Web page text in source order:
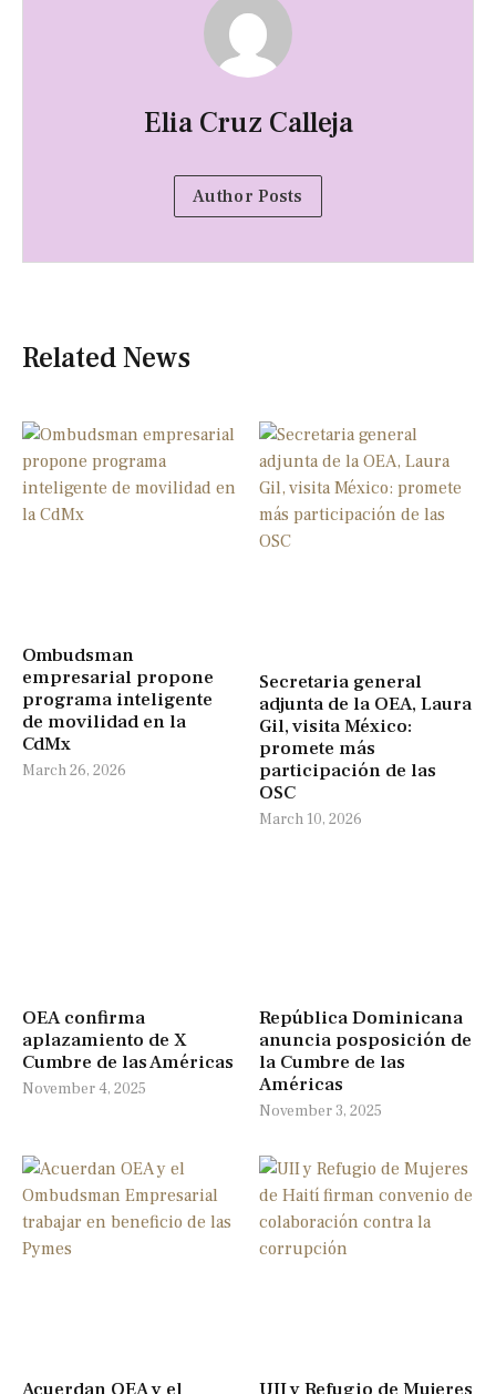
Elia Cruz Calleja
Author Posts
Related News
Ombudsman
empresarial propone
programa inteligente
de movilidad en la
CdMx
March 26, 2026
Secretaria general
adjunta de la OEA, Laura
Gil, visita México:
promete más
participación de las
OSC
March 10, 2026
OEA confirma
aplazamiento de X
Cumbre de las Américas
November 4, 2025
República Dominicana
anuncia posposición de
la Cumbre de las
Américas
November 3, 2025
Acuerdan OEA y el
UII y Refugio de Mujeres